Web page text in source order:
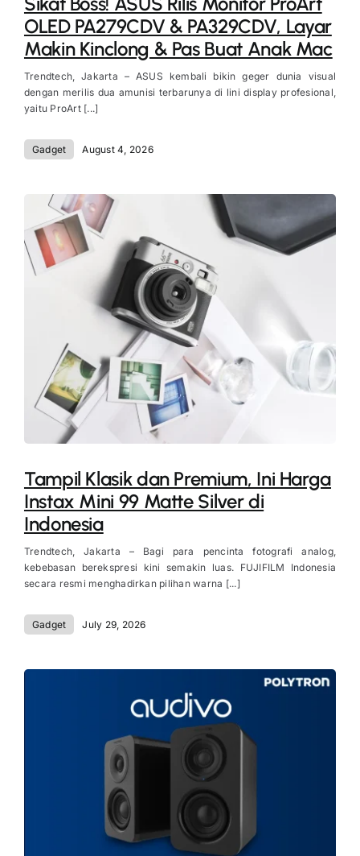
OLED PA279CDV & PA329CDV, Layar
Makin Kinclong & Pas Buat Anak Mac
Trendtech, Jakarta – ASUS kembali bikin geger dunia visual
dengan merilis dua amunisi terbarunya di lini display profesional,
yaitu ProArt [...]
Gadget August 4, 2026
Tampil Klasik dan Premium, Ini Harga
Instax Mini 99 Matte Silver di
Indonesia
Trendtech, Jakarta – Bagi para pencinta fotografi analog,
kebebasan berekspresi kini semakin luas. FUJIFILM Indonesia
secara resmi menghadirkan pilihan warna [...]
Gadget July 29, 2026